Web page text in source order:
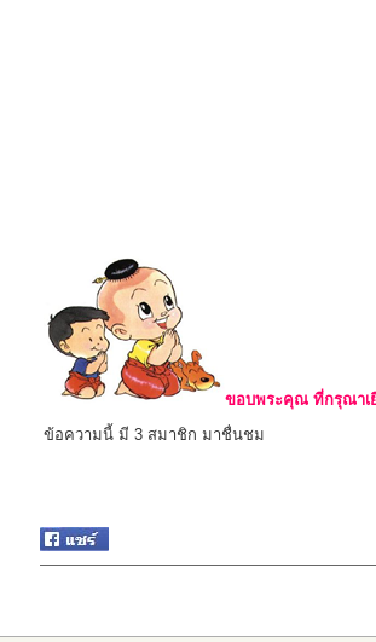
ขอบพระคุณ ที่กรุณาเ
ข้อความนี้ มี 3 สมาชิก มาชื่นชม